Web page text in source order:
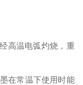
高温电弧灼烧，重
在常温下使用时能